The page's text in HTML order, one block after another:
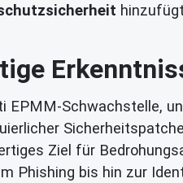
EPMM-Schwachstelle,
Ziel für
Phishing bis hin zur